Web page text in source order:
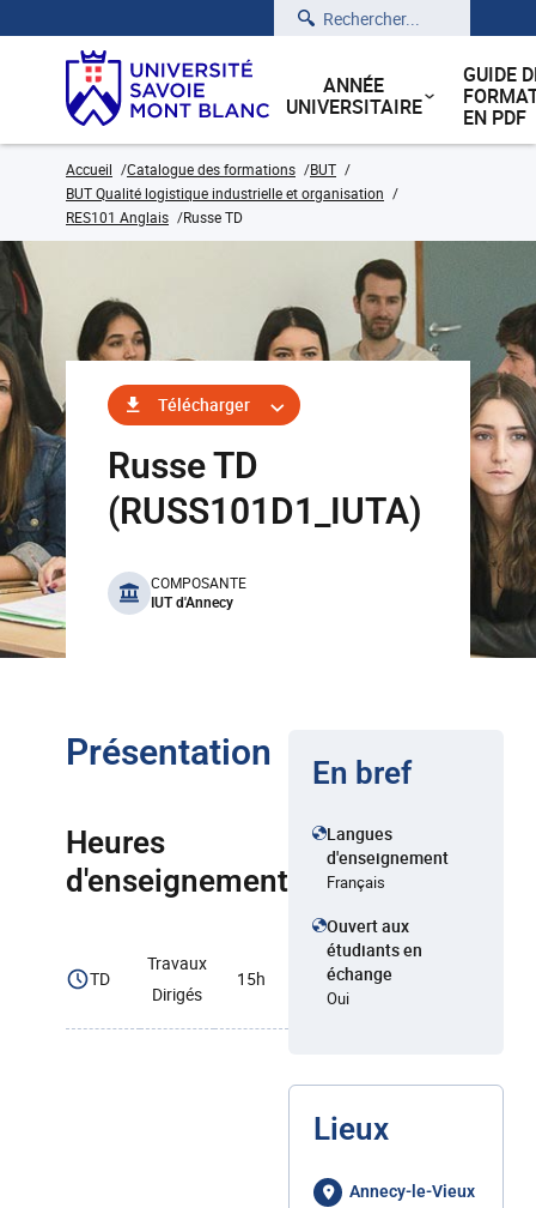
Rechercher
ANNÉE
UNIVERSITAIRE
GUIDE
EN PDF
Accueil Catalogue des formations
BUT
BUT Qualité logistique industrielle et organisation
RES101 Anglais
Russe TD
Télécharger
Russe TD
(RUSS101D1_IUTA)
benefits
COMPOSANTE
IUT d'Annecy
Présentation
Heures
d'enseignement
TD
Travaux
Dirigés
15h
En bref
Langues
d'enseignement
Français
Ouvert aux
étudiants en
échange
Oui
Lieux
Annecy-le-Vieux